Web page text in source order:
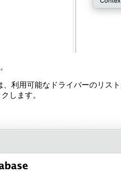
、利用可能なドライバーのリス
します。